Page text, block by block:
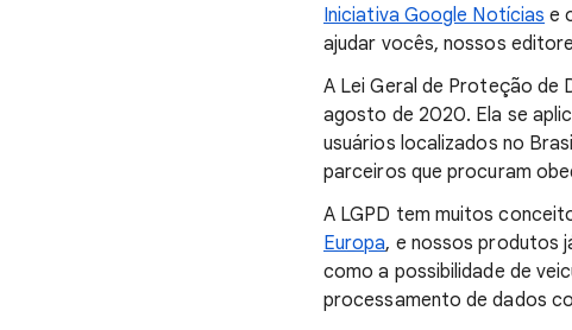
Iniciativa Google Notícias e
ajudar vocês, nossos
A Lei Geral de Proteção de
agosto de 2020. Ela se
usuários localizados no
parceiros que procuram
A LGPD tem muitos
Europa, e nossos produtos
como a possibilidade de
processamento de dados